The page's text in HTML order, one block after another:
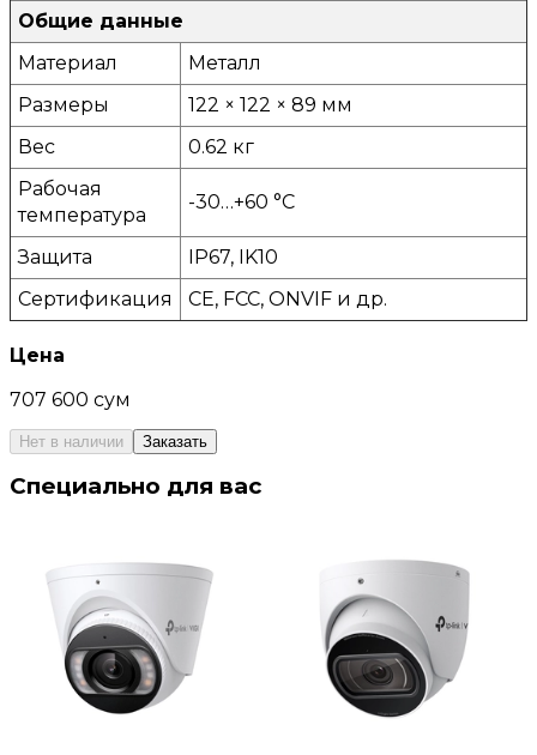
Общие данные
Материал
Металл
Размеры
122 × 122 × 89 мм
Вес
0.62 кг
Рабочая
температура
-30…+60 °C
Защита
IP67, IK10
Сертификация
CE, FCC, ONVIF и др.
Цена
707 600 сум
Нет в наличии Заказать
Специально для вас